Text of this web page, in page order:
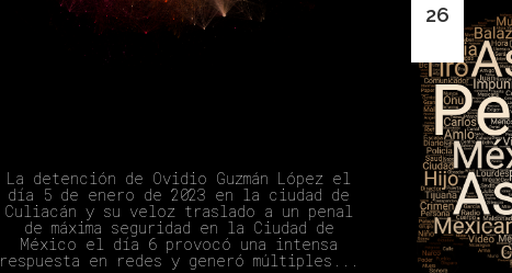
La detención de Ovidio Guzmán López el
día 5 de enero de 2023 en la ciudad de
Culiacán y su veloz traslado a un penal
de máxima seguridad en la Ciudad de
México el día 6 provocó una intensa
respuesta en redes y generó múltiples...
26